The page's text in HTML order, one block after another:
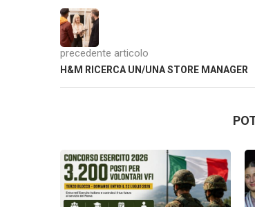
precedente articolo
H&M RICERCA UN/UNA STORE MANAGER